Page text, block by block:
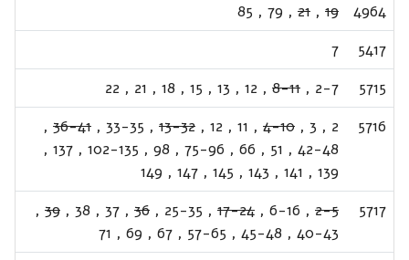
4964
19
,
21
,
79
,
85
5417
7
5715
2-7
,
8-11
,
12
,
13
,
15
,
18
,
21
,
22
5716
2
,
3
,
4-10
,
11
,
12
,
13-32
,
33-35
,
36-41
,
42-48
,
51
,
66
,
75-96
,
98
,
102-135
,
137
,
139
,
141
,
143
,
145
,
147
,
149
5717
2-5
,
6-16
,
17-24
,
25-35
,
36
,
37
,
38
,
39
,
40-43
,
45-48
,
57-65
,
67
,
69
,
71